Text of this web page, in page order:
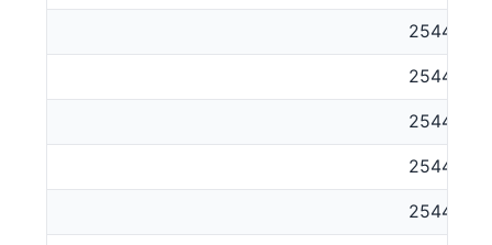
254417
254421
254422
254423
254424